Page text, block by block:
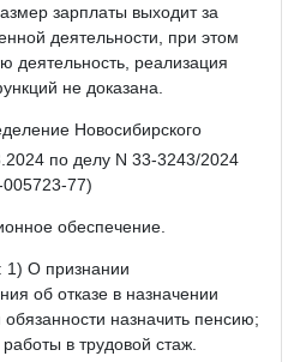
зарплаты выходит за
деятельности, при этом
деятельность, реализация
не доказана.
Новосибирского
по делу N 33-3243/2024
77)
обеспечение.
1) О признании
об отказе в назначении
назначить пенсию;
в трудовой стаж.